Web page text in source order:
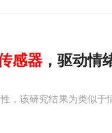
感器 ，驱动情
，该研究结果为类似于